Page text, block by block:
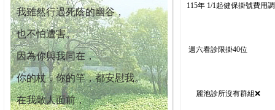
我雖然行過死蔭的幽谷，
也不怕遭害。
因為你與我同在，
你的杖，你的竿，都安慰我。
在我敵人面前，
115年 1/1起健保掛號費用
週六看診限掛40位
麗池診所沒有群組❌